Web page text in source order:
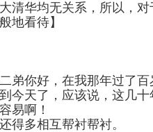
大清华均无关系，所以，
地看待】
你好，在我那年过了百
今天了，应该说，这几
易啊！
多相互帮衬帮衬。